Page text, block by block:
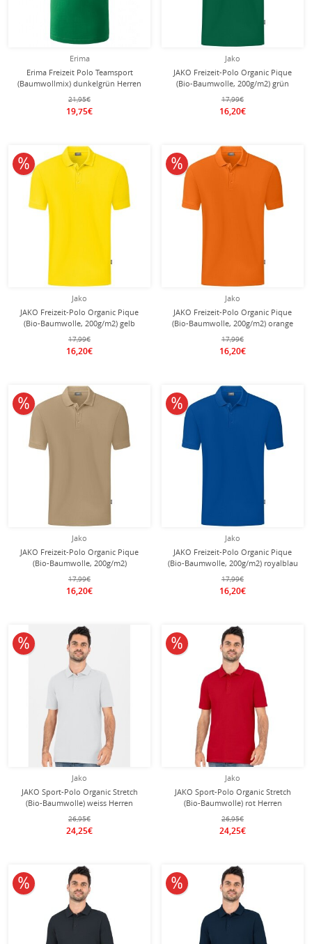
Erima
Erima Freizeit Polo Teamsport
(Baumwollmix) dunkelgrün Herren
21,95€
19,75€
Jako
JAKO Freizeit-Polo Organic Pique
(Bio-Baumwolle, 200g/m2) grün
Jungen
17,99€
16,20€
Jako
JAKO Freizeit-Polo Organic Pique
(Bio-Baumwolle, 200g/m2) gelb
Jungen
17,99€
16,20€
10% reduziert
Jako
JAKO Freizeit-Polo Organic Pique
(Bio-Baumwolle, 200g/m2) orange
Jungen
17,99€
16,20€
10% reduziert
Jako
JAKO Freizeit-Polo Organic Pique
(Bio-Baumwolle, 200g/m2)
sandbraun Jungen
17,99€
16,20€
10% reduziert
Jako
JAKO Freizeit-Polo Organic Pique
(Bio-Baumwolle, 200g/m2) royalblau
Jungen
17,99€
16,20€
10% reduziert
Jako
JAKO Sport-Polo Organic Stretch
(Bio-Baumwolle) weiss Herren
26,95€
24,25€
10% reduziert
Jako
JAKO Sport-Polo Organic Stretch
(Bio-Baumwolle) rot Herren
26,95€
24,25€
10% reduziert
10% reduziert 10% reduziert